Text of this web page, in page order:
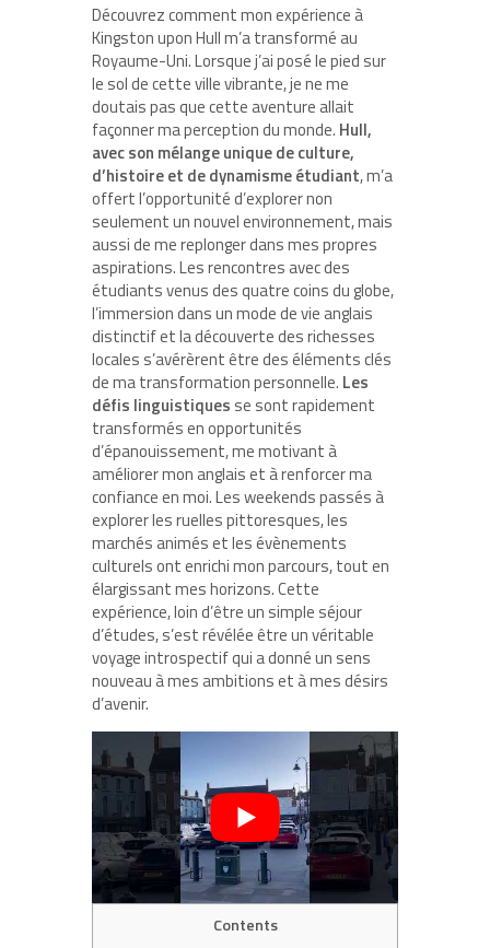
Découvrez comment mon expérience à
Kingston upon Hull m’a transformé au
Royaume-Uni. Lorsque j’ai posé le pied sur
le sol de cette ville vibrante, je ne me
doutais pas que cette aventure allait
façonner ma perception du monde. Hull,
avec son mélange unique de culture,
d’histoire et de dynamisme étudiant, m’a
offert l’opportunité d’explorer non
seulement un nouvel environnement, mais
aussi de me replonger dans mes propres
aspirations. Les rencontres avec des
étudiants venus des quatre coins du globe,
l’immersion dans un mode de vie anglais
distinctif et la découverte des richesses
locales s’avérèrent être des éléments clés
de ma transformation personnelle. Les
défis linguistiques se sont rapidement
transformés en opportunités
d’épanouissement, me motivant à
améliorer mon anglais et à renforcer ma
confiance en moi. Les weekends passés à
explorer les ruelles pittoresques, les
marchés animés et les évènements
culturels ont enrichi mon parcours, tout en
élargissant mes horizons. Cette
expérience, loin d’être un simple séjour
d’études, s’est révélée être un véritable
voyage introspectif qui a donné un sens
nouveau à mes ambitions et à mes désirs
d’avenir.
Contents